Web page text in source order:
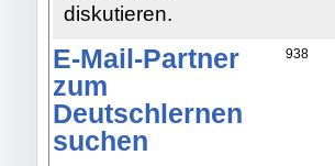
diskutieren.
938
E-Mail-Partner
zum
Deutschlernen
suchen